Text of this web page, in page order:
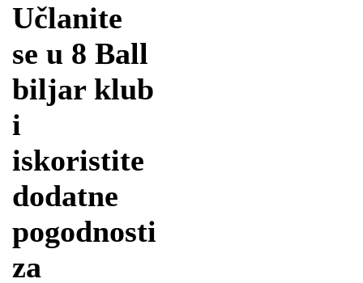
Učlanite
se u 8 Ball
biljar klub
i
iskoristite
dodatne
pogodnosti
za